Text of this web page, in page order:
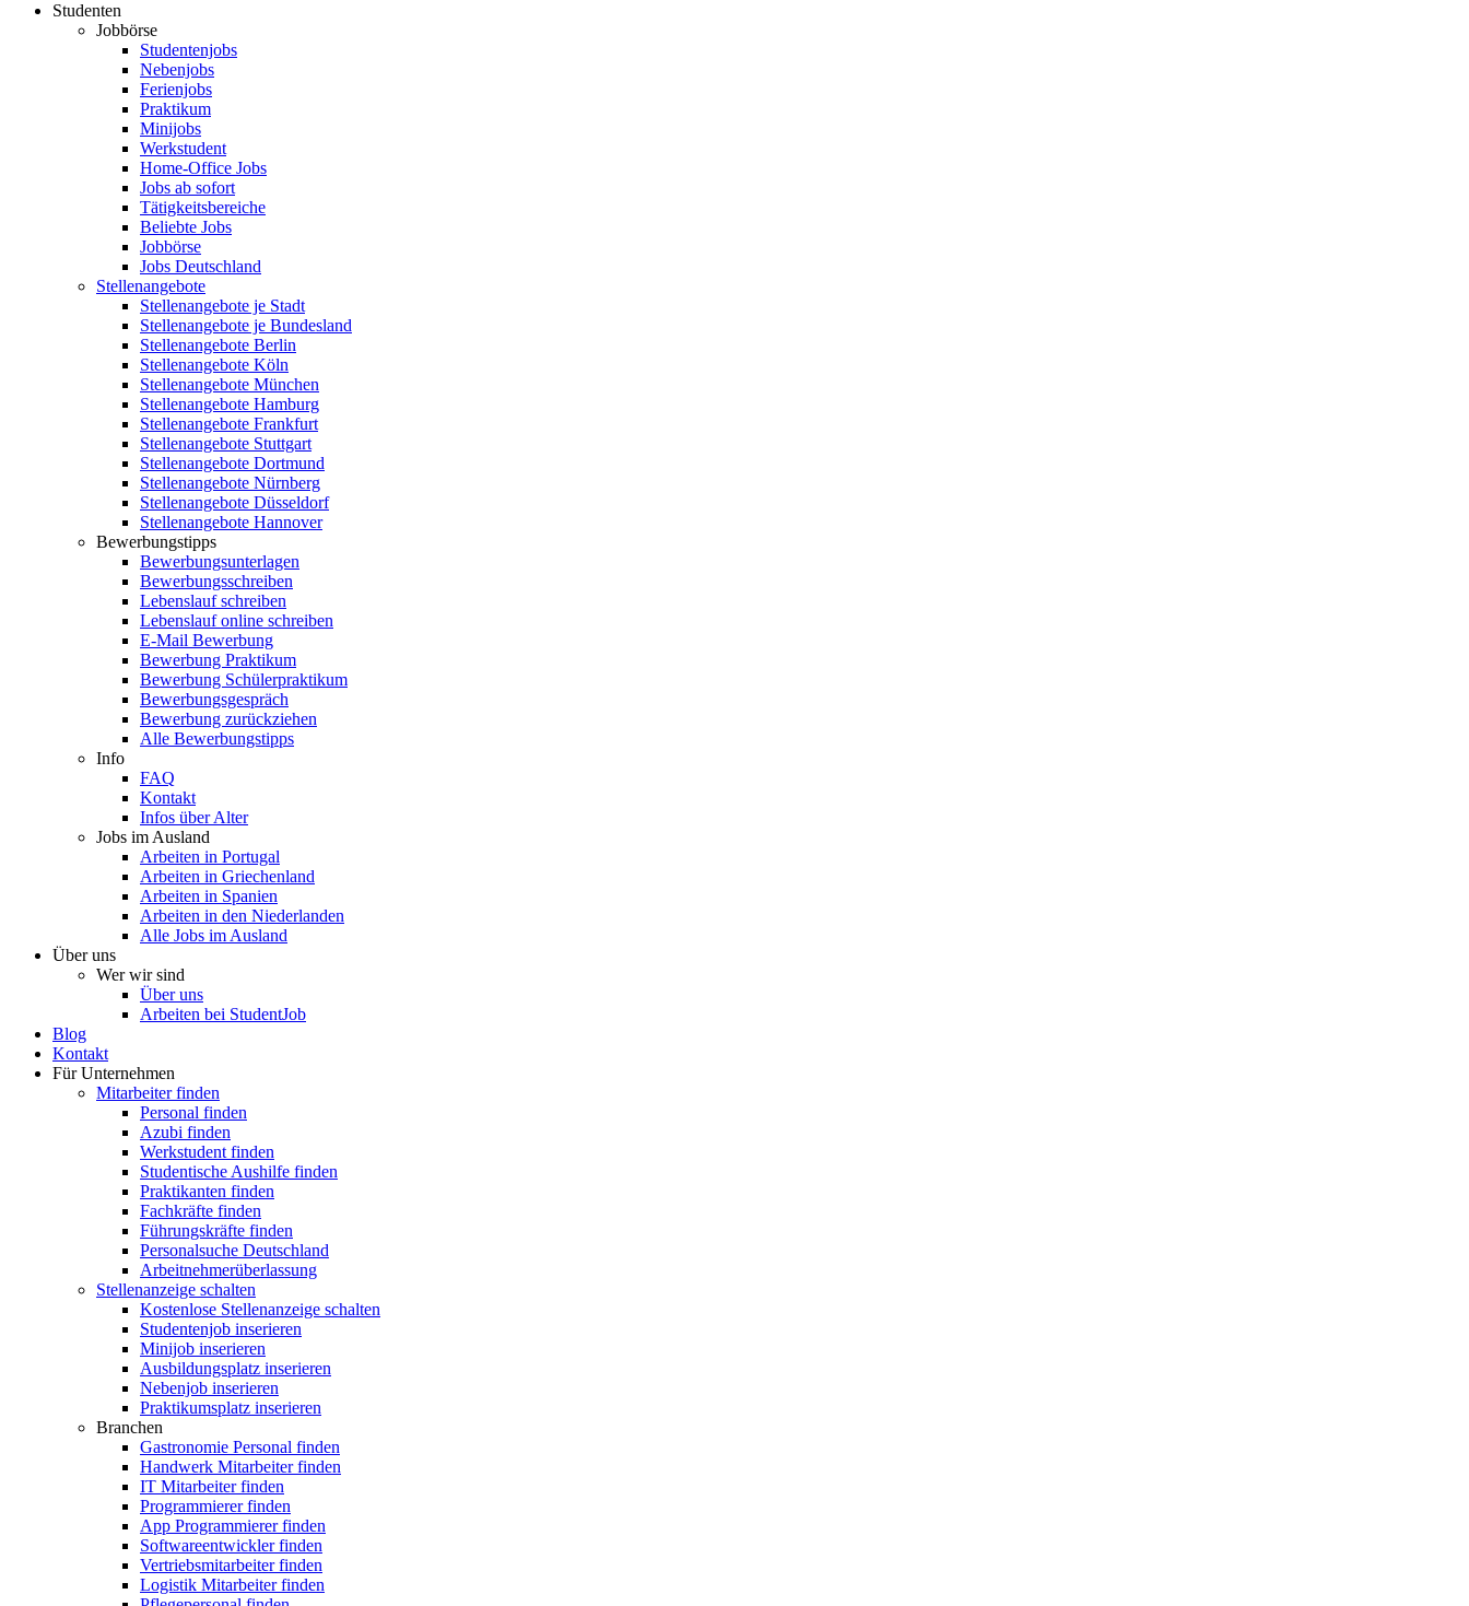
Studenten
Jobbörse
Studentenjobs
Nebenjobs
Ferienjobs
Praktikum
Minijobs
Werkstudent
Home-Office Jobs
Jobs ab sofort
Tätigkeitsbereiche
Beliebte Jobs
Jobbörse
Jobs Deutschland
Stellenangebote
Stellenangebote je Stadt
Stellenangebote je Bundesland
Stellenangebote Berlin
Stellenangebote Köln
Stellenangebote München
Stellenangebote Hamburg
Stellenangebote Frankfurt
Stellenangebote Stuttgart
Stellenangebote Dortmund
Stellenangebote Nürnberg
Stellenangebote Düsseldorf
Stellenangebote Hannover
Bewerbungstipps
Bewerbungsunterlagen
Bewerbungsschreiben
Lebenslauf schreiben
Lebenslauf online schreiben
E-Mail Bewerbung
Bewerbung Praktikum
Bewerbung Schülerpraktikum
Bewerbungsgespräch
Bewerbung zurückziehen
Alle Bewerbungstipps
Info
FAQ
Kontakt
Infos über Alter
Jobs im Ausland
Arbeiten in Portugal
Arbeiten in Griechenland
Arbeiten in Spanien
Arbeiten in den Niederlanden
Alle Jobs im Ausland
Über uns
Wer wir sind
Über uns
Arbeiten bei StudentJob
Blog
Kontakt
Für Unternehmen
Mitarbeiter finden
Personal finden
Azubi finden
Werkstudent finden
Studentische Aushilfe finden
Praktikanten finden
Fachkräfte finden
Führungskräfte finden
Personalsuche Deutschland
Arbeitnehmerüberlassung
Stellenanzeige schalten
Kostenlose Stellenanzeige schalten
Studentenjob inserieren
Minijob inserieren
Ausbildungsplatz inserieren
Nebenjob inserieren
Praktikumsplatz inserieren
Branchen
Gastronomie Personal finden
Handwerk Mitarbeiter finden
IT Mitarbeiter finden
Programmierer finden
App Programmierer finden
Softwareentwickler finden
Vertriebsmitarbeiter finden
Logistik Mitarbeiter finden